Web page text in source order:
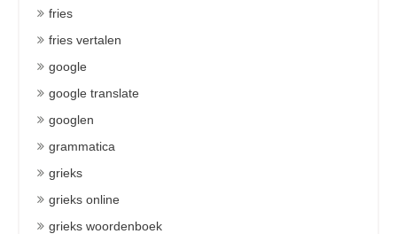
fries
fries vertalen
google
google translate
googlen
grammatica
grieks
grieks online
grieks woordenboek